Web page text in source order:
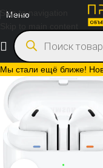
Skip to navigation
Мы стали ещё ближе!
Меню